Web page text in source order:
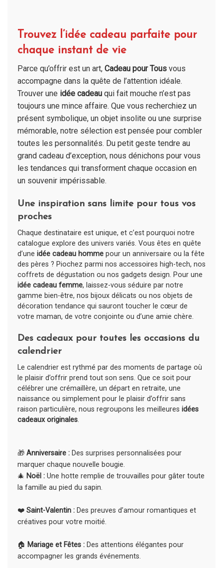
Trouvez l’idée cadeau parfaite pour
chaque instant de vie
Parce qu’offrir est un art, Cadeau pour Tous vous
accompagne dans la quête de l’attention idéale.
Trouver une idée cadeau qui fait mouche n’est pas
toujours une mince affaire. Que vous recherchiez un
présent symbolique, un objet insolite ou une surprise
mémorable, notre sélection est pensée pour combler
toutes les personnalités. Du petit geste tendre au
grand cadeau d’exception, nous dénichons pour vous
les tendances qui transforment chaque occasion en
un souvenir impérissable.
Une inspiration sans limite pour tous vos
proches
Chaque destinataire est unique, et c’est pourquoi notre
catalogue explore des univers variés. Vous êtes en quête
d’une idée cadeau homme pour un anniversaire ou la fête
des pères ? Piochez parmi nos accessoires high-tech, nos
coffrets de dégustation ou nos gadgets design. Pour une
idée cadeau femme, laissez-vous séduire par notre
gamme bien-être, nos bijoux délicats ou nos objets de
décoration tendance qui sauront toucher le cœur de
votre maman, de votre conjointe ou d’une amie chère.
Des cadeaux pour toutes les occasions du
calendrier
Le calendrier est rythmé par des moments de partage où
le plaisir d’offrir prend tout son sens. Que ce soit pour
célébrer une crémaillère, un départ en retraite, une
naissance ou simplement pour le plaisir d’offrir sans
raison particulière, nous regroupons les meilleures idées
cadeaux originales.
🎁 Anniversaire : Des surprises personnalisées pour
marquer chaque nouvelle bougie.
🎄 Noël : Une hotte remplie de trouvailles pour gâter toute
la famille au pied du sapin.
❤️ Saint-Valentin : Des preuves d’amour romantiques et
créatives pour votre moitié.
🏠 Mariage et Fêtes : Des attentions élégantes pour
accompagner les grands événements.